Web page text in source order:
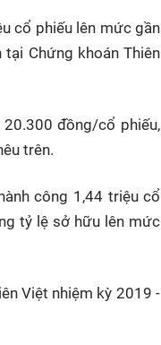
cổ phiếu lên mức gần
Chứng khoán Thiên
đồng/cổ phiếu,
trên.
công 1,44 triệu cổ
tỷ lệ sở hữu lên mức
Việt nhiệm kỳ 2019 -